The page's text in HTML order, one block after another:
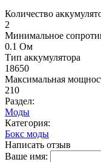
Количество
2
Минимальное
0.1 Ом
Тип аккумулятора
18650
Максимальная
210
Раздел:
Моды
Категория:
Бокс моды
Написать отзыв
Ваше имя: